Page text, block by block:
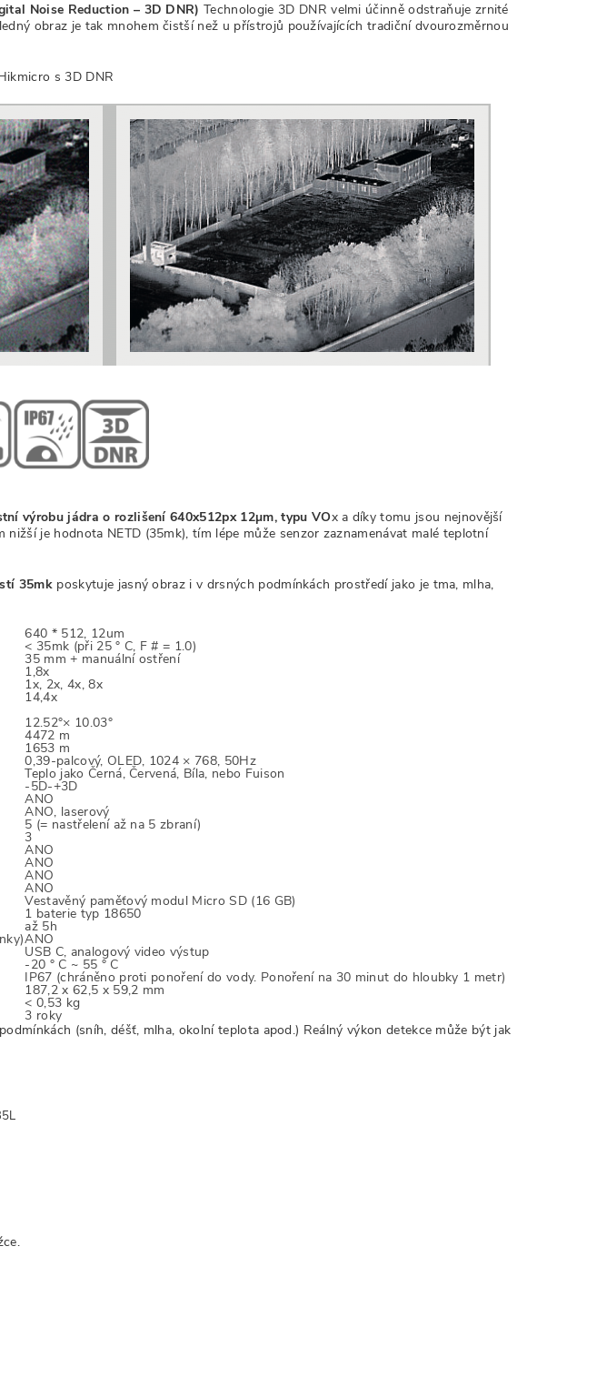
Noise Reduction – 3D DNR) Technologie 3D DNR velmi účinně odstraňuje zrnité
obraz je tak mnohem čistší než u přístrojů používajících tradiční dvourozměrnou
s 3D DNR
výrobu jádra o rozlišení 640x512px 12µm, typu VOx a díky tomu jsou nejnovější
nižší je hodnota NETD (35mk), tím lépe může senzor zaznamenávat malé teplotní
35mk poskytuje jasný obraz i v drsných podmínkách prostředí jako je tma, mlha,
640 * 512, 12um
< 35mk (při 25 ° C, F # = 1.0)
35 mm + manuální ostření
1,8x
1x, 2x, 4x, 8x
14,4x
12.52°× 10.03°
4472 m
1653 m
0,39-palcový, OLED, 1024 × 768, 50Hz
Teplo jako Černá, Červená, Bíla, nebo Fuison
-5D-+3D
ANO
ANO, laserový
5 (= nastřelení až na 5 zbraní)
3
ANO
ANO
ANO
ANO
Vestavěný paměťový modul Micro SD (16 GB)
1 baterie typ 18650
až 5h
ANO
USB C, analogový video výstup
-20 ° C ~ 55 ° C
IP67 (chráněno proti ponoření do vody. Ponoření na 30 minut do hloubky 1 metr)
187,2 x 62,5 x 59,2 mm
< 0,53 kg
3 roky
(sníh, déšť, mlha, okolní teplota apod.) Reálný výkon detekce může být jak